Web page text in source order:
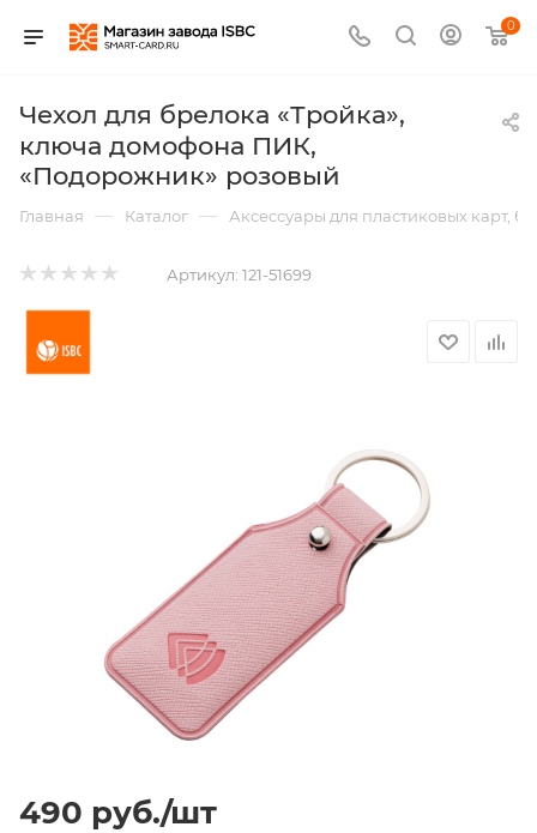
0
Чехол для брелока «Тройка»,
ключа домофона ПИК,
«Подорожник» розовый
Главная — Каталог — Аксессуары для пластиковых карт,
Артикул: 121-51699
490 руб./шт